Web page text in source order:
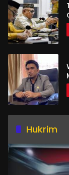
Hukrim